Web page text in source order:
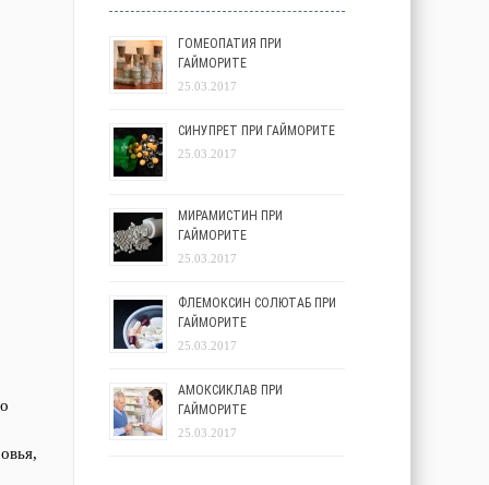
ГОМЕОПАТИЯ ПРИ
ГАЙМОРИТЕ
25.03.2017
СИНУПРЕТ ПРИ ГАЙМОРИТЕ
25.03.2017
МИРАМИСТИН ПРИ
ГАЙМОРИТЕ
25.03.2017
ФЛЕМОКСИН СОЛЮТАБ ПРИ
ГАЙМОРИТЕ
25.03.2017
АМОКСИКЛАВ ПРИ
ГАЙМОРИТЕ
25.03.2017